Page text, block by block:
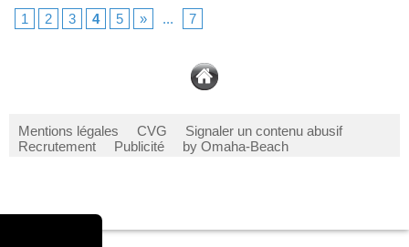
1 2 3 4 5 » ... 7
Mentions légales CVG
Signaler un contenu abusif
Recrutement
Publicité by Omaha-Beach